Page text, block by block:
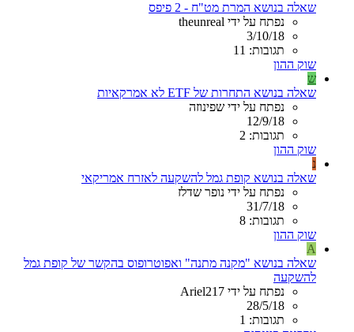
שאלה בנושא המרת מט"ח - 2 פיפס
נפתח על ידי theunreal
3/10/18
תגובות: 11
שוק ההון
ש
שאלה בנושא התחרות של ETF לא אמרקאיות
נפתח על ידי שפינוזה
12/9/18
תגובות: 2
שוק ההון
נ
שאלה בנושא קופת גמל להשקעה לאזרח אמריקאי
נפתח על ידי נופר שדלז
31/7/18
תגובות: 8
שוק ההון
A
שאלה בנושא "מקנה מתנה" ואפוטרופוס בהקשר של קופת גמל
להשקעה
נפתח על ידי Ariel217
28/5/18
תגובות: 1